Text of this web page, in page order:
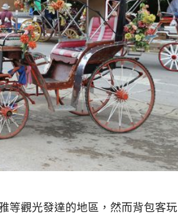
等觀光發達的地區，然而背包客玩